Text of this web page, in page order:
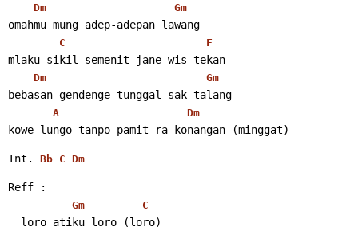
Dm Gm
omahmu mung adep-adepan lawang
C F
mlaku sikil semenit jane wis tekan
Dm Gm
bebasan gendenge tunggal sak talang
A Dm
kowe lungo tanpo pamit ra konangan (minggat)
Int. Bb C Dm
Reff :
Gm C
  loro atiku loro (loro)